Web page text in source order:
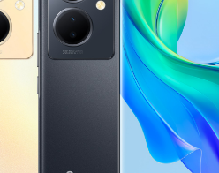
V70 5G nuevo